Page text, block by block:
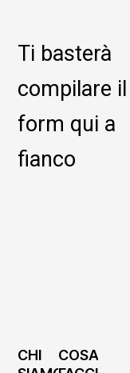
Ti basterà
compilare il
form qui a
fianco
CHI
COSA